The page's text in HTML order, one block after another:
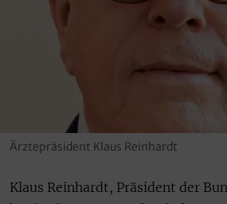
Ärztepräsident Klaus Reinhardt
Klaus Reinhardt, Präsident der